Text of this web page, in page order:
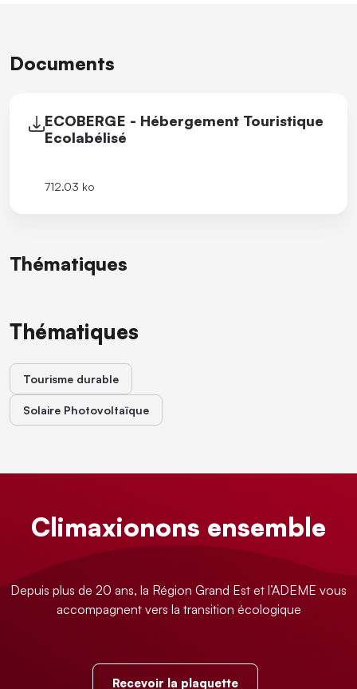
Documents
ECOBERGE - Hébergement Touristique
Ecolabélisé
712.03 ko
Thématiques
Thématiques
Tourisme durable
Solaire Photovoltaïque
Climaxionons ensemble
Depuis plus de 20 ans, la Région Grand Est et l’ADEME vous
accompagnent vers la transition écologique
Recevoir la plaquette